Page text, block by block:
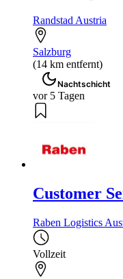
Randstad Austria
Salzburg
(14 km entfernt)
Nachtschicht
vor 5 Tagen
Customer
Raben Logistics
Vollzeit